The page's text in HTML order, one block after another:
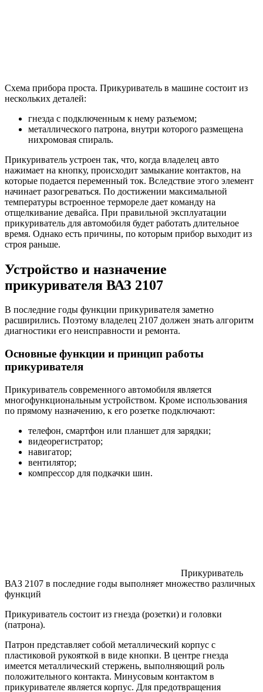
Схема прибора проста. Прикуриватель в машине состоит из
нескольких деталей:
гнезда с подключенным к нему разъемом;
металлического патрона, внутри которого размещена
нихромовая спираль.
Прикуриватель устроен так, что, когда владелец авто
нажимает на кнопку, происходит замыкание контактов, на
которые подается переменный ток. Вследствие этого элемент
начинает разогреваться. По достижении максимальной
температуры встроенное термореле дает команду на
отщелкивание девайса. При правильной эксплуатации
прикуриватель для автомобиля будет работать длительное
время. Однако есть причины, по которым прибор выходит из
строя раньше.
Устройство и назначение
прикуривателя ВАЗ 2107
В последние годы функции прикуривателя заметно
расширились. Поэтому владелец 2107 должен знать алгоритм
диагностики его неисправности и ремонта.
Основные функции и принцип работы
прикуривателя
Прикуриватель современного автомобиля является
многофункциональным устройством. Кроме использования
по прямому назначению, к его розетке подключают:
телефон, смартфон или планшет для зарядки;
видеорегистратор;
навигатор;
вентилятор;
компрессор для подкачки шин.
Прикуриватель
ВАЗ 2107 в последние годы выполняет множество различных
функций
Прикуриватель состоит из гнезда (розетки) и головки
(патрона).
Патрон представляет собой металлический корпус с
пластиковой рукояткой в виде кнопки. В центре гнезда
имеется металлический стержень, выполняющий роль
положительного контакта. Минусовым контактом в
прикуривателе является корпус. Для предотвращения